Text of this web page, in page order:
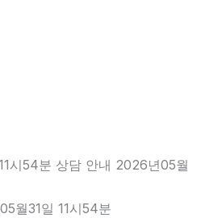
시54분 상담 안내 2026년05월
월31일 11시54분